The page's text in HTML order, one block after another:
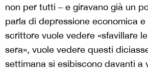
non per tutti – e giravano già un
parla di depressione economica e
scrittore vuole vedere «sfavillare
sera», vuole vedere questi
settimana si esibiscono davanti a